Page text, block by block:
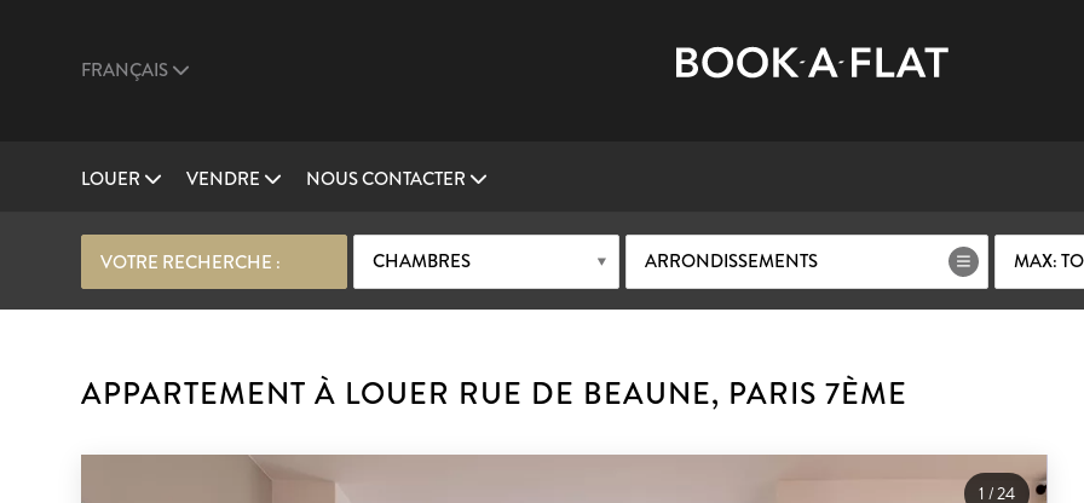
FRANÇAIS
LOUER VENDRE NOUS CONTACTER
VOTRE RECHERCHE : CHAMBRES ARRONDISSEMENTS MAX:
APPARTEMENT À LOUER RUE DE BEAUNE, PARIS 7ÈME
1/24